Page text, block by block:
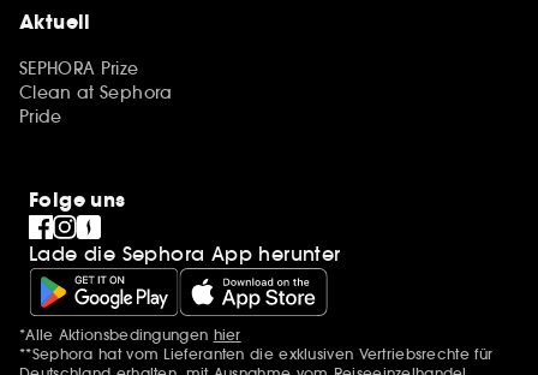
Aktuell
SEPHORA Prize
Clean at Sephora
Pride
Folge uns
Lade die Sephora App herunter
Zusätzlich Erwähnungen
*Alle Aktionsbedingungen hier
**Sephora hat vom Lieferanten die exklusiven Vertriebsrechte für